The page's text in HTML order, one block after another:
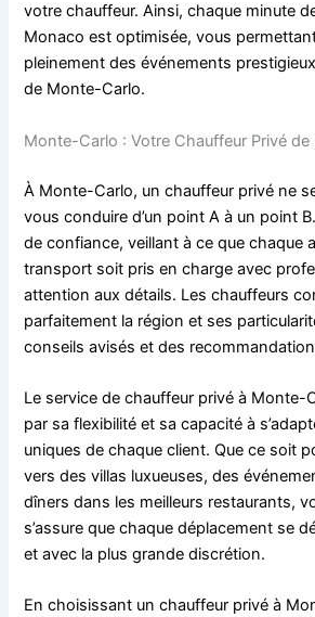
votre chauffeur. Ainsi, chaque minute
Monaco est optimisée, vous
pleinement des événements
de Monte-Carlo.
Monte-Carlo : Votre Chauffeur Privé
À Monte-Carlo, un chauffeur privé ne
vous conduire d’un point A à un point
de confiance, veillant à ce que chaque
transport soit pris en charge avec
attention aux détails. Les chauffeurs
parfaitement la région et ses
conseils avisés et des
Le service de chauffeur privé à Monte-
par sa flexibilité et sa capacité à
uniques de chaque client. Que ce soit
vers des villas luxueuses, des
dîners dans les meilleurs restaurants,
s’assure que chaque déplacement se
et avec la plus grande discrétion.
En choisissant un chauffeur privé à